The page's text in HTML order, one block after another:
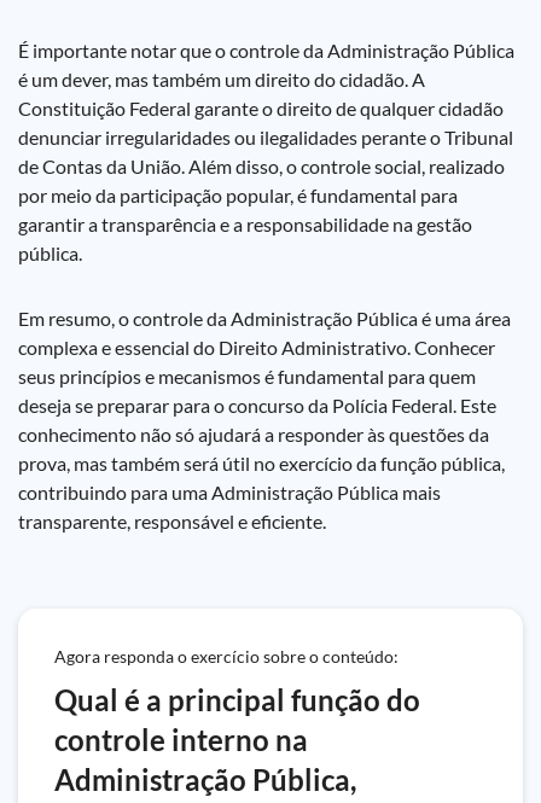
É importante notar que o controle da Administração Pública
é um dever, mas também um direito do cidadão. A
Constituição Federal garante o direito de qualquer cidadão
denunciar irregularidades ou ilegalidades perante o Tribunal
de Contas da União. Além disso, o controle social, realizado
por meio da participação popular, é fundamental para
garantir a transparência e a responsabilidade na gestão
pública.
Em resumo, o controle da Administração Pública é uma área
complexa e essencial do Direito Administrativo. Conhecer
seus princípios e mecanismos é fundamental para quem
deseja se preparar para o concurso da Polícia Federal. Este
conhecimento não só ajudará a responder às questões da
prova, mas também será útil no exercício da função pública,
contribuindo para uma Administração Pública mais
transparente, responsável e eficiente.
Agora responda o exercício sobre o conteúdo:
Qual é a principal função do
controle interno na
Administração Pública,